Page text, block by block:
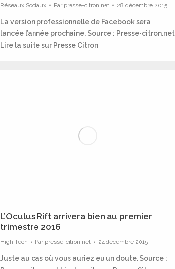
Réseaux Sociaux Par presse-citron.net 28 décembre 2015
La version professionnelle de Facebook sera
lancée l’année prochaine. Source : Presse-citron.net
Lire la suite sur Presse Citron
L’Oculus Rift arrivera bien au premier
trimestre 2016
High Tech Par presse-citron.net 24 décembre 2015
Juste au cas où vous auriez eu un doute. Source :